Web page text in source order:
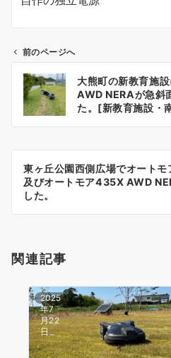
ン
前のページへ
大熊町の新教育施
AWD NERAが急斜
た。[新教育施設・
東ヶ丘公園西側広場でオート
及びオートモア435X AWD
した。
関連記事
2025
年7
月22
日